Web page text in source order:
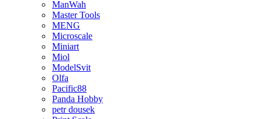
ManWah
Master Tools
MENG
Microscale
Miniart
Miol
ModelSvit
Olfa
Pacific88
Panda Hobby
petr dousek